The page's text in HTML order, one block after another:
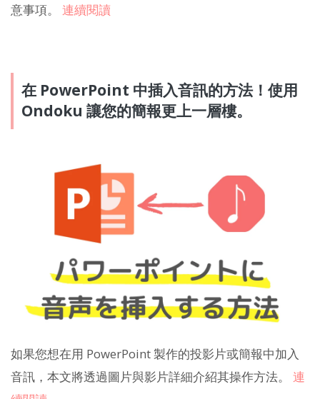
意事項。 連續閱讀
在 PowerPoint 中插入音訊的方法！使用
Ondoku 讓您的簡報更上一層樓。
如果您想在用 PowerPoint 製作的投影片或簡報中加入
音訊，本文將透過圖片與影片詳細介紹其操作方法。 連